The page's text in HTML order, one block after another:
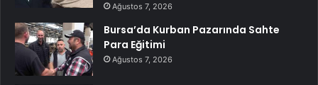
Ağustos 7, 2026
Bursa’da Kurban Pazarında Sahte
Para Eğitimi
Ağustos 7, 2026